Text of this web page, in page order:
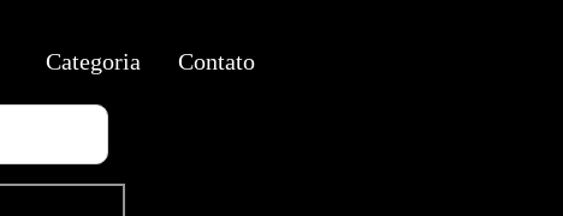
Categoria Contato